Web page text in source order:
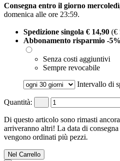
Consegna entro il giorno
domenica alle ore 23:59.
Spedizione singola € 14,90 (€
Abbonamento risparmio -5%
Senza costi aggiuntivi
Sempre revocabile
Intervallo di
Quantità:
Di questo articolo sono rimasti
arriveranno altri! La data di
vengono ordinati più pezzi.
Nel Carrello